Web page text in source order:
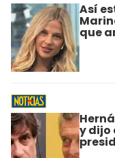
Así
que
y dijo